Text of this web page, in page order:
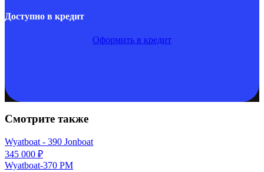
Доступно в кредит
Оформить в кредит
Смотрите также
Wyatboat - 390 Jonboat
345 000 ₽
Wyatboat-370 РМ